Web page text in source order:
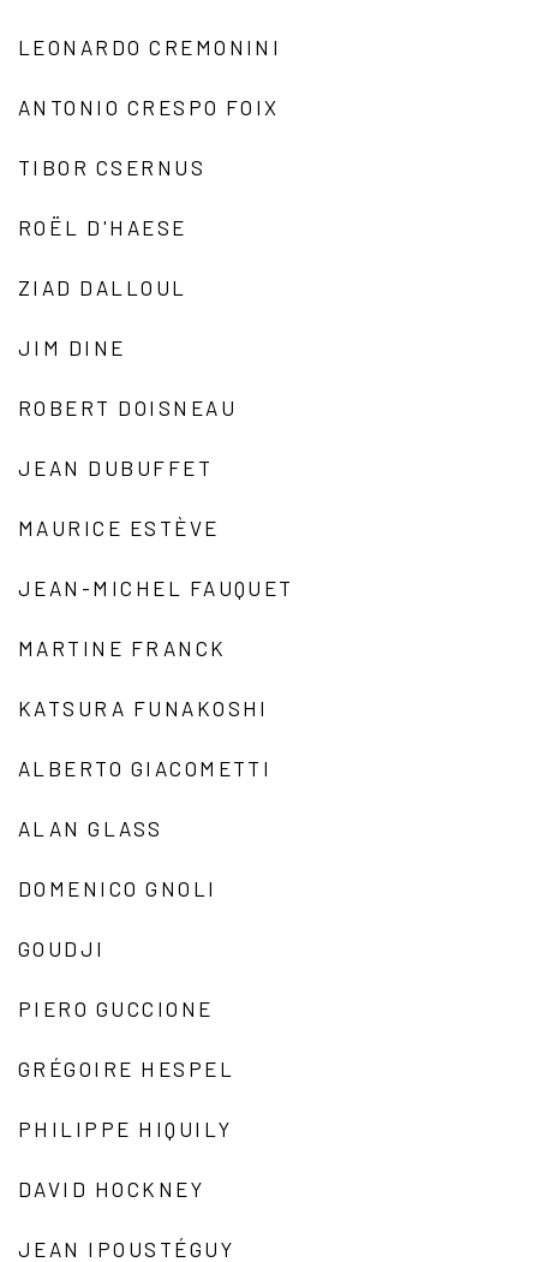
LEONARDO CREMONINI
ANTONIO CRESPO FOIX
TIBOR CSERNUS
ROËL D'HAESE
ZIAD DALLOUL
JIM DINE
ROBERT DOISNEAU
JEAN DUBUFFET
MAURICE ESTÈVE
JEAN-MICHEL FAUQUET
MARTINE FRANCK
KATSURA FUNAKOSHI
ALBERTO GIACOMETTI
ALAN GLASS
DOMENICO GNOLI
GOUDJI
PIERO GUCCIONE
GRÉGOIRE HESPEL
PHILIPPE HIQUILY
DAVID HOCKNEY
JEAN IPOUSTÉGUY